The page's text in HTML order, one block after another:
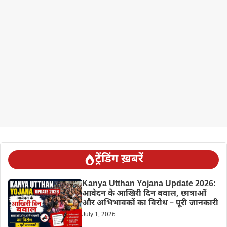
ट्रेंडिंग ख़बरें
Kanya Utthan Yojana Update 2026:
आवेदन के आखिरी दिन बवाल, छात्राओं
और अभिभावकों का विरोध – पूरी जानकारी
July 1, 2026